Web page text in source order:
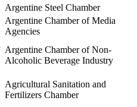
Argentine Steel Chamber
Argentine Chamber of Media
Agencies
Argentine Chamber of Non-
Alcoholic Beverage Industry
Agricultural Sanitation and
Fertilizers Chamber